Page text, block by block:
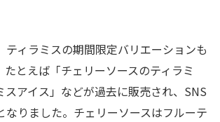
ティラミスの期間限定バリエーションも
とえば「チェリーソースのティラミ
スアイス」などが過去に販売され、SNS
なりました。チェリーソースはフルーテ